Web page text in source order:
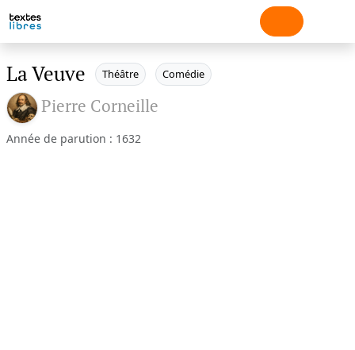
La Veuve Théâtre Comédie
Pierre Corneille
Année de parution : 1632